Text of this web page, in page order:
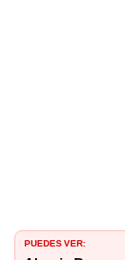
PUEDES VER: